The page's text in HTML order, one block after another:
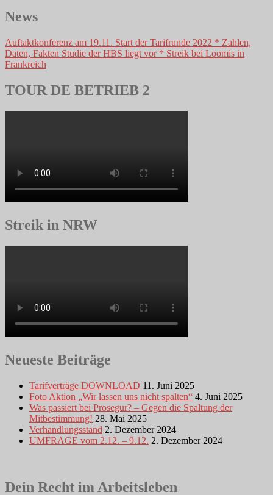
News
Auftaktkonferenz am 19.11. Start der Tarifrunde 2022 * Zahlen,
Daten, Fakten Studie der HBS liegt vor * Streik bei Loomis in
Frankreich
TOUR DE BETRIEB 2
Streik in NRW
Neueste Beiträge
Tarifverträge DOWNLOAD 11. Juni 2025
Foto Aktion „Wir lassen uns nicht spalten“ 4. Juni 2025
Was passiert bei Prosegur? – Gegen die Spaltung der
Mitbestimmung! 28. Mai 2025
Verhandlungsstand 2. Dezember 2024
UMFRAGE vom 2.12. – 9.12. 2. Dezember 2024
Dein Recht im Arbeitsleben